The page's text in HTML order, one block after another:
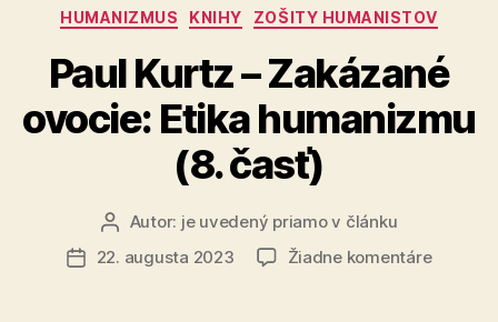
časť)“
Kategórie
HUMANIZMUS KNIHY ZOŠITY HUMANISTOV
Paul Kurtz – Zakázané
ovocie: Etika humanizmu
(8. časť)
Autor
článku
Autor: je uvedený priamo v článku
Dátum
22. augusta 2023 Žiadne komentárena